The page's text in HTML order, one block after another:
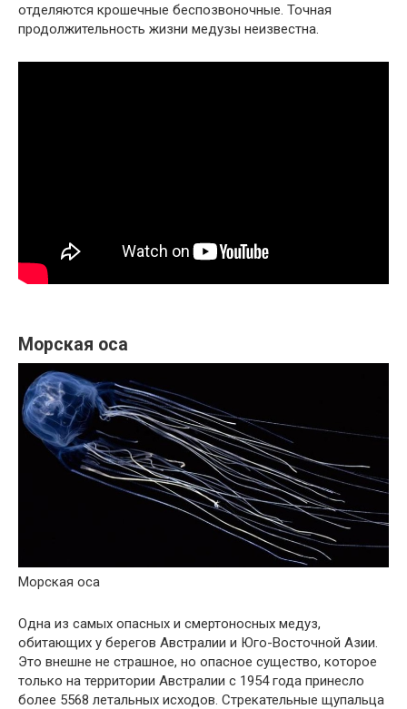
отделяются крошечные беспозвоночные. Точная
продолжительность жизни медузы неизвестна.
Морская оса
Морская оса
Одна из самых опасных и смертоносных медуз,
обитающих у берегов Австралии и Юго-Восточной Азии.
Это внешне не страшное, но опасное существо, которое
только на территории Австралии с 1954 года принесло
более 5568 летальных исходов. Стрекательные щупальца